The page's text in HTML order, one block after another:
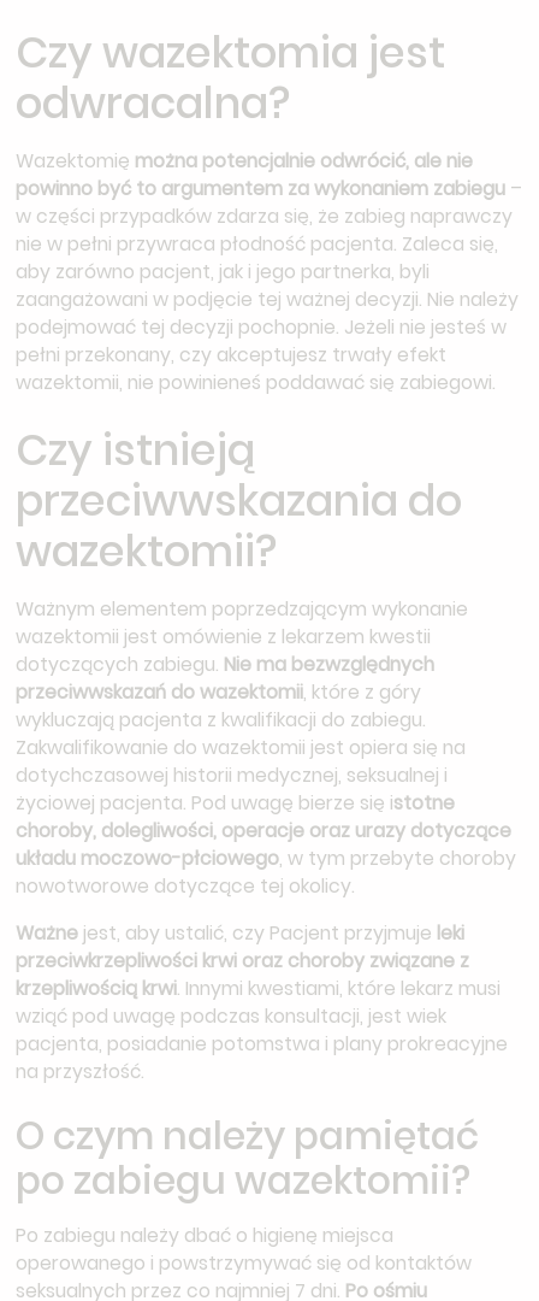
Czy wazektomia jest
odwracalna?
Wazektomię można potencjalnie odwrócić, ale nie
powinno być to argumentem za wykonaniem zabiegu –
w części przypadków zdarza się, że zabieg naprawczy
nie w pełni przywraca płodność pacjenta. Zaleca się,
aby zarówno pacjent, jak i jego partnerka, byli
zaangażowani w podjęcie tej ważnej decyzji. Nie należy
podejmować tej decyzji pochopnie. Jeżeli nie jesteś w
pełni przekonany, czy akceptujesz trwały efekt
wazektomii, nie powinieneś poddawać się zabiegowi.
Czy istnieją
przeciwwskazania do
wazektomii?
Ważnym elementem poprzedzającym wykonanie
wazektomii jest omówienie z lekarzem kwestii
dotyczących zabiegu. Nie ma bezwzględnych
przeciwwskazań do wazektomii, które z góry
wykluczają pacjenta z kwalifikacji do zabiegu.
Zakwalifikowanie do wazektomii jest opiera się na
dotychczasowej historii medycznej, seksualnej i
życiowej pacjenta. Pod uwagę bierze się istotne
choroby, dolegliwości, operacje oraz urazy dotyczące
układu moczowo-płciowego, w tym przebyte choroby
nowotworowe dotyczące tej okolicy.
Ważne jest, aby ustalić, czy Pacjent przyjmuje leki
przeciwkrzepliwości krwi oraz choroby związane z
krzepliwością krwi. Innymi kwestiami, które lekarz musi
wziąć pod uwagę podczas konsultacji, jest wiek
pacjenta, posiadanie potomstwa i plany prokreacyjne
na przyszłość.
O czym należy pamiętać
po zabiegu wazektomii?
Po zabiegu należy dbać o higienę miejsca
operowanego i powstrzymywać się od kontaktów
seksualnych przez co najmniej 7 dni. Po ośmiu